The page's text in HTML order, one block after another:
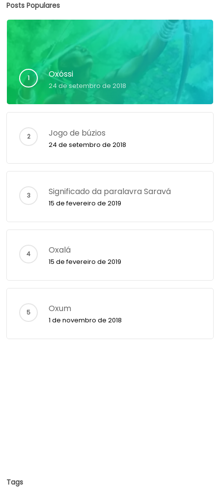
Posts Populares
Oxóssi
24 de setembro de 2018
Jogo de búzios
24 de setembro de 2018
Significado da paralavra Saravá
15 de fevereiro de 2019
Oxalá
15 de fevereiro de 2019
Oxum
1 de novembro de 2018
Tags